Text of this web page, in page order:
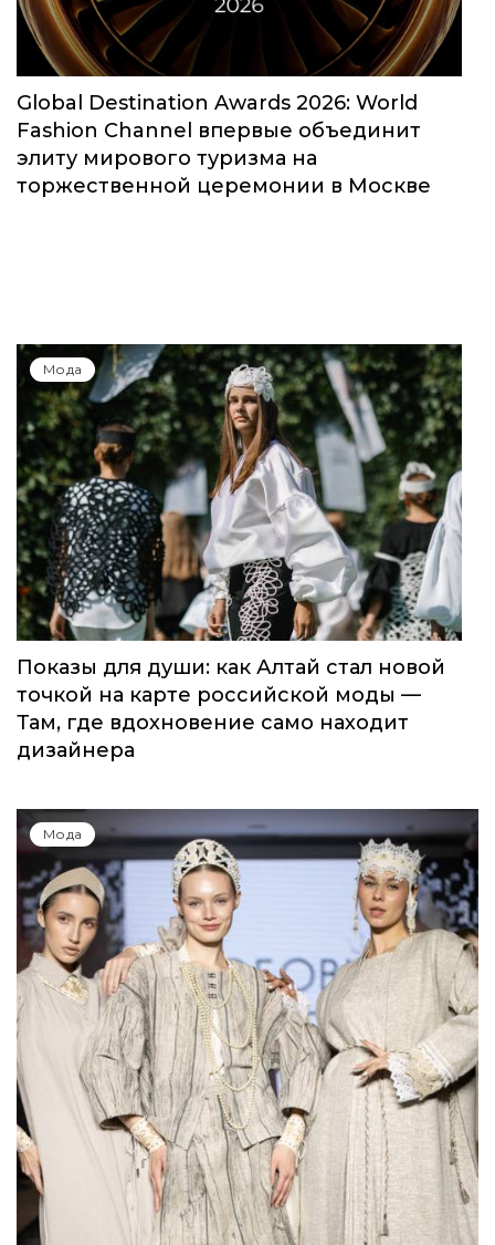
Global Destination Awards 2026: World
Fashion Channel впервые объединит
элиту мирового туризма на
торжественной церемонии в Москве
Мода
Показы для души: как Алтай стал новой
точкой на карте российской моды —
Там, где вдохновение само находит
дизайнера
Мода